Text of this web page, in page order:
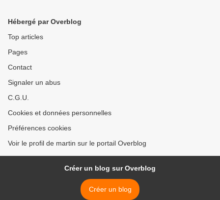
Hébergé par Overblog
Top articles
Pages
Contact
Signaler un abus
C.G.U.
Cookies et données personnelles
Préférences cookies
Voir le profil de martin sur le portail Overblog
Créer un blog sur Overblog
Créer un blog